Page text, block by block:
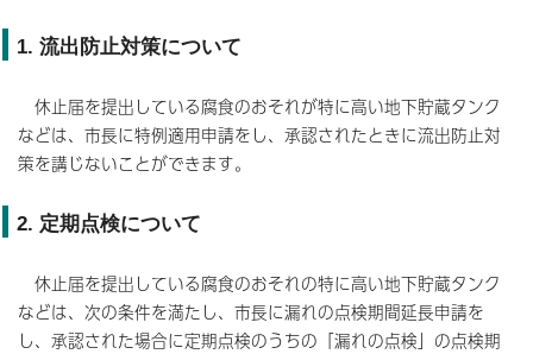
1. 流出防止対策について
休止届を提出している腐食のおそれが特に高い地下貯蔵タンク
などは、市長に特例適用申請をし、承認されたときに流出防止対
策を講じないことができます。
2. 定期点検について
休止届を提出している腐食のおそれの特に高い地下貯蔵タンク
などは、次の条件を満たし、市長に漏れの点検期間延長申請を
し、承認された場合に定期点検のうちの「漏れの点検」の点検期